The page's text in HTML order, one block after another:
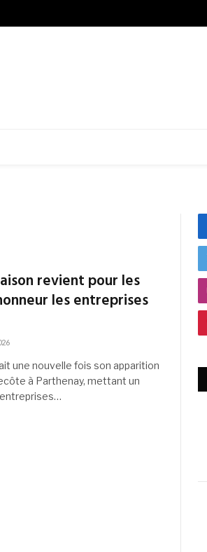
revient pour les
les entreprises
une nouvelle fois son apparition
à Parthenay, mettant un